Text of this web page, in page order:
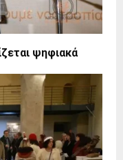
ψηφιακά